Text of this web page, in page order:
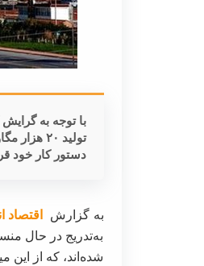
با توجه به
تولید ۲۰
دستور کار خود
به گزارش اقتصاد
به‌تدریج در حال